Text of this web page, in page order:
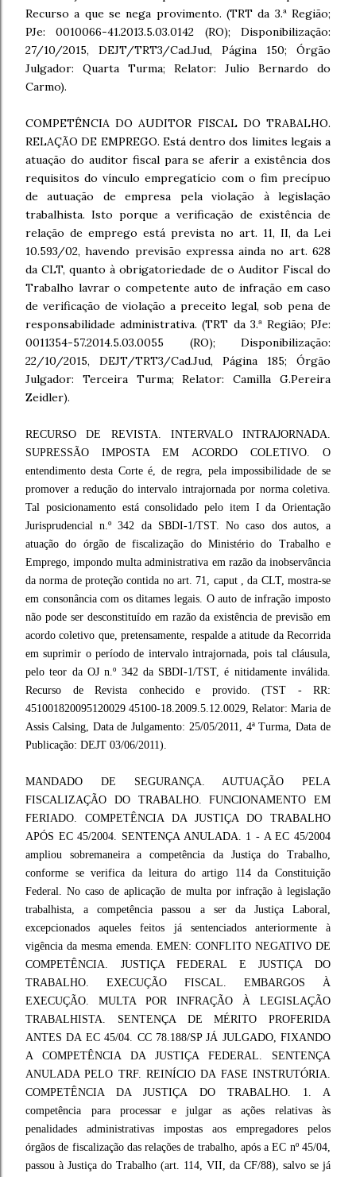
Recurso a que se nega provimento. (TRT da 3.ª Região;
PJe: 0010066-41.2013.5.03.0142 (RO); Disponibilização:
27/10/2015, DEJT/TRT3/Cad.Jud, Página 150; Órgão
Julgador: Quarta Turma; Relator: Julio Bernardo do
Carmo).
COMPETÊNCIA DO AUDITOR FISCAL DO TRABALHO.
RELAÇÃO DE EMPREGO. Está dentro dos limites legais a
atuação do auditor fiscal para se aferir a existência dos
requisitos do vínculo empregatício com o fim precípuo
de autuação de empresa pela violação à legislação
trabalhista. Isto porque a verificação de existência de
relação de emprego está prevista no art. 11, II, da Lei
10.593/02, havendo previsão expressa ainda no art. 628
da CLT, quanto à obrigatoriedade de o Auditor Fiscal do
Trabalho lavrar o competente auto de infração em caso
de verificação de violação a preceito legal, sob pena de
responsabilidade administrativa. (TRT da 3.ª Região; PJe:
0011354-57.2014.5.03.0055 (RO); Disponibilização:
22/10/2015, DEJT/TRT3/Cad.Jud, Página 185; Órgão
Julgador: Terceira Turma; Relator: Camilla G.Pereira
Zeidler).
RECURSO DE REVISTA. INTERVALO INTRAJORNADA.
SUPRESSÃO IMPOSTA EM ACORDO COLETIVO. O
entendimento desta Corte é, de regra, pela impossibilidade de se
promover a redução do intervalo intrajornada por norma coletiva.
Tal posicionamento está consolidado pelo item I da Orientação
Jurisprudencial n.º 342 da SBDI-1/TST. No caso dos autos, a
atuação do órgão de fiscalização do Ministério do Trabalho e
Emprego, impondo multa administrativa em razão da inobservância
da norma de proteção contida no art. 71, caput , da CLT, mostra-se
em consonância com os ditames legais. O auto de infração imposto
não pode ser desconstituído em razão da existência de previsão em
acordo coletivo que, pretensamente, respalde a atitude da Recorrida
em suprimir o período de intervalo intrajornada, pois tal cláusula,
pelo teor da OJ n.º 342 da SBDI-1/TST, é nitidamente inválida.
Recurso de Revista conhecido e provido. (TST - RR:
451001820095120029 45100-18.2009.5.12.0029, Relator: Maria de
Assis Calsing, Data de Julgamento: 25/05/2011, 4ª Turma, Data de
Publicação: DEJT 03/06/2011).
MANDADO DE SEGURANÇA. AUTUAÇÃO PELA
FISCALIZAÇÃO DO TRABALHO. FUNCIONAMENTO EM
FERIADO. COMPETÊNCIA DA JUSTIÇA DO TRABALHO
APÓS EC 45/2004. SENTENÇA ANULADA. 1 - A EC 45/2004
ampliou sobremaneira a competência da Justiça do Trabalho,
conforme se verifica da leitura do artigo 114 da Constituição
Federal. No caso de aplicação de multa por infração à legislação
trabalhista, a competência passou a ser da Justiça Laboral,
excepcionados aqueles feitos já sentenciados anteriormente à
vigência da mesma emenda. EMEN: CONFLITO NEGATIVO DE
COMPETÊNCIA. JUSTIÇA FEDERAL E JUSTIÇA DO
TRABALHO. EXECUÇÃO FISCAL. EMBARGOS À
EXECUÇÃO. MULTA POR INFRAÇÃO À LEGISLAÇÃO
TRABALHISTA. SENTENÇA DE MÉRITO PROFERIDA
ANTES DA EC 45/04. CC 78.188/SP JÁ JULGADO, FIXANDO
A COMPETÊNCIA DA JUSTIÇA FEDERAL. SENTENÇA
ANULADA PELO TRF. REINÍCIO DA FASE INSTRUTÓRIA.
COMPETÊNCIA DA JUSTIÇA DO TRABALHO. 1. A
competência para processar e julgar as ações relativas às
penalidades administrativas impostas aos empregadores pelos
órgãos de fiscalização das relações de trabalho, após a EC nº 45/04,
passou à Justiça do Trabalho (art. 114, VII, da CF/88), salvo se já